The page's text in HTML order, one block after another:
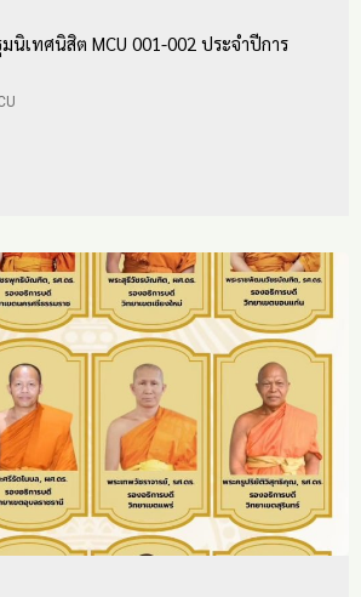
เทศนิสิต MCU 001-002 ประจำปีการ